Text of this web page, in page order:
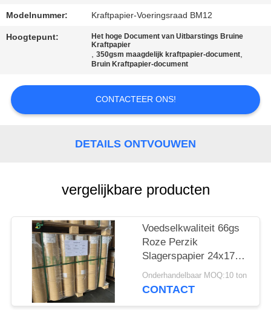
SITEMAP
Modelnummer: Kraftpapier-Voeringsraad BM12
Hoogtepunt:
Het hoge Document van Uitbarstings Bruine
Kraftpapier
,350gsm maagdelijk kraftpapier-document,
Bruin Kraftpapier-document
CONTACTEER ONS!
DETAILS ONTVOUWEN
vergelijkbare producten
Voedselkwaliteit 66gs
Roze Perzik
Slagerspapier 24x175'
FDA Goedgekeurd
Onderhandelbaar MOQ:10 ton
CONTACT